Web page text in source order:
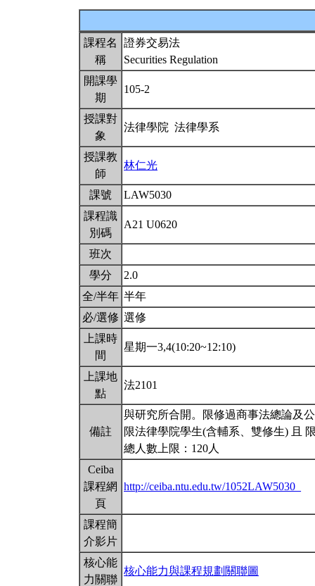
課程名
稱
證券交易法
Securities Regulation
開課學
期
105-2
授課對
象
法律學院 法律學系
授課教
師
林仁光
課號
LAW5030
課程識
別碼
A21 U0620
班次
學分
2.0
全/半年 半年
必/選修 選修
上課時
間
星期一3,4(10:20~12:10)
上課地
點
法2101
備註
與研究所合開。限修過商事法總論及
限法律學院學生(含輔系、雙修生) 且
總人數上限：120人
Ceiba
課程網
頁
http://ceiba.ntu.edu.tw/1052LAW5030_
課程簡
介影片
核心能
力關聯
核心能力與課程規劃關聯圖